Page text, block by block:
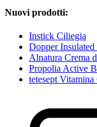
Nuovi prodotti:
Instick Ciliegia
Dopper
Alnatura Crema
Propolia Active
tetesept